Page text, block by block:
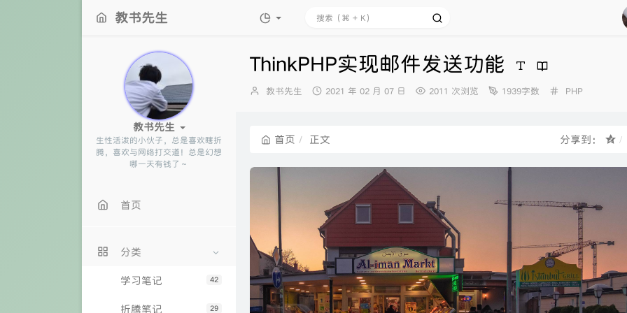
教书先生
教书先生
生性活泼的小伙子，总是喜欢瞎折
腾，喜欢与网络打交道！总是幻想
哪一天有钱了～​​​​​​
首页
分类
42
学习笔记
29
折腾笔记
ThinkPHP实现邮件发送功能
博
教书先生
发
2021 年 02 月 07 日 2011 次浏览 1939字数
分
PHP
首页 正文 分享到：